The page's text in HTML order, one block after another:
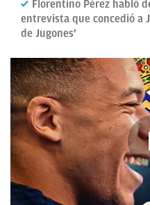
BALONCESTO
CANTERA
FICHAJES
DIRECTO
FEMENINO
PAPARAZZI
OKDIARIO
Florentino Pérez habló
entrevista que concedió a
de Jugones'